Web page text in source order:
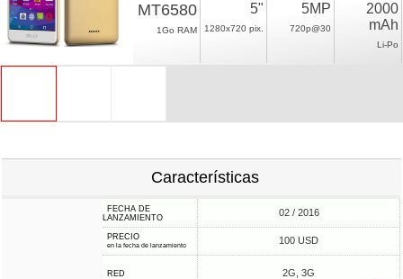
MT6580
1Go RAM
5"
1280x720 pix.
5MP
720p@30
2000
mAh
Li-Po
Características
FECHA DE
LANZAMIENTO
02 / 2016
PRECIO
en la fecha de lanzamiento 100 USD
RED 2G, 3G